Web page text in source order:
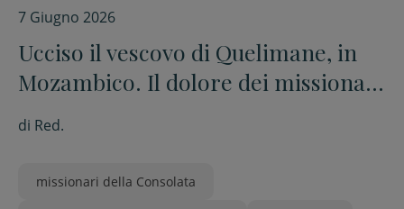
7 Giugno 2026
Ucciso il vescovo di Quelimane, in
Mozambico. Il dolore dei missionari
della Consolata di Gambettola
di Red.
missionari della Consolata